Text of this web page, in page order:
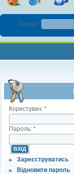
Пошук :
Користувач: *
Пароль: *
Зареєструватись
Відновити пароль